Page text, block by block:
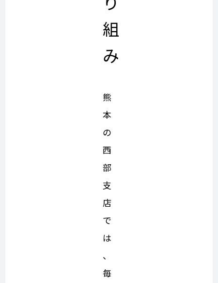
組
み
熊
本
の
西
部
支
店
で
は
、
毎